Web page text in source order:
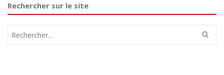
Rechercher sur le site